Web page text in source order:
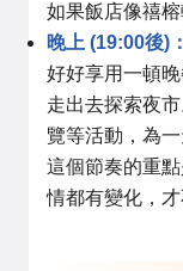
如果飯店像禧
晚上 (19:00後)
好好享用一頓
走出去探索夜
覽等活動，為一
這個節奏的重點
情都有變化，才